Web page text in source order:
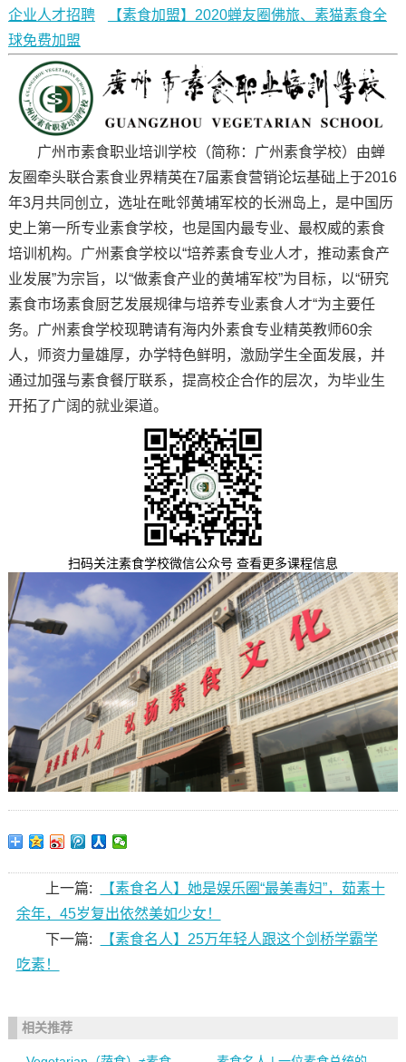
企业人才招聘
【素食加盟】2020蝉友圈佛旅、素猫素食全
球免费加盟
广州市素食职业培训学校（简称：广州素食学校）由蝉
友圈牵头联合素食业界精英在7届素食营销论坛基础上于2016
年3月共同创立，选址在毗邻黄埔军校的长洲岛上，是中国历
史上第一所专业素食学校，也是国内最专业、最权威的素食
培训机构。广州素食学校以“培养素食专业人才，推动素食产
业发展”为宗旨，以“做素食产业的黄埔军校”为目标，以“研究
素食市场素食厨艺发展规律与培养专业素食人才“为主要任
务。广州素食学校现聘请有海内外素食专业精英教师60余
人，师资力量雄厚，办学特色鲜明，激励学生全面发展，并
通过加强与素食餐厅联系，提高校企合作的层次，为毕业生
开拓了广阔的就业渠道。
扫码关注素食学校微信公众号 查看更多课程信息
上一篇:
【素食名人】她是娱乐圈“最美毒妇”，茹素十
余年，45岁复出依然美如少女！
下一篇:
【素食名人】25万年轻人跟这个剑桥学霸学
吃素！
相关推荐